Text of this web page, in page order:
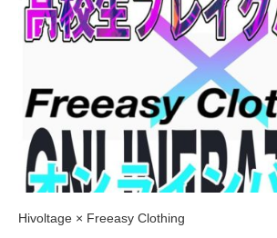
Hivoltage × Freeasy Clothing